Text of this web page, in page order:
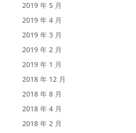
2019 年 5 月
2019 年 4 月
2019 年 3 月
2019 年 2 月
2019 年 1 月
2018 年 12 月
2018 年 8 月
2018 年 4 月
2018 年 2 月